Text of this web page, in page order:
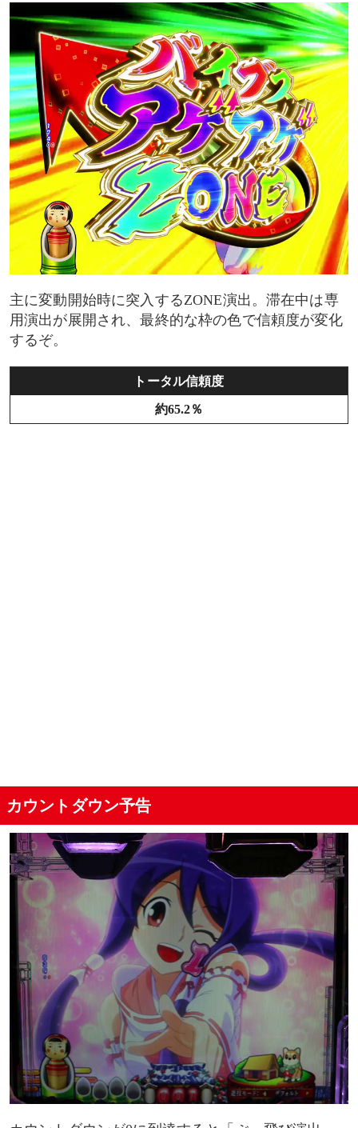
主に変動開始時に突入するZONE演出。滞在中は専
用演出が展開され、最終的な枠の色で信頼度が変化
するぞ。
トータル信頼度
約65.2％
カウントダウン予告